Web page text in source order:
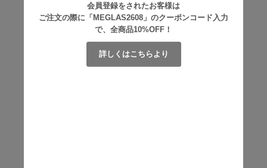
会員登録をされたお客様は
ご注文の際に「MEGLAS2608」のクーポンコード入力
で、全商品10%OFF！
詳しくはこちらより